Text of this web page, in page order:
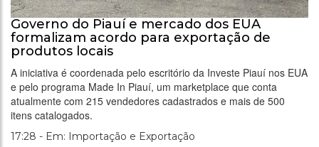
Governo do Piauí e mercado dos EUA
formalizam acordo para exportação de
produtos locais
A iniciativa é coordenada pelo escritório da Investe Piauí nos EUA
e pelo programa Made In Piauí, um marketplace que conta
atualmente com 215 vendedores cadastrados e mais de 500
itens catalogados.
17:28 - Em: Importação e Exportação